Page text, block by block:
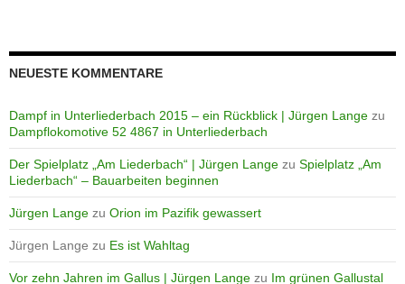
NEUESTE KOMMENTARE
Dampf in Unterliederbach 2015 – ein Rückblick | Jürgen Lange zu
Dampflokomotive 52 4867 in Unterliederbach
Der Spielplatz „Am Liederbach“ | Jürgen Lange zu Spielplatz „Am
Liederbach“ – Bauarbeiten beginnen
Jürgen Lange zu Orion im Pazifik gewassert
Jürgen Lange zu Es ist Wahltag
Vor zehn Jahren im Gallus | Jürgen Lange zu Im grünen Gallustal